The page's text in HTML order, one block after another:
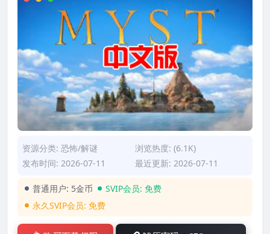
资源分类: 恐怖/解谜
浏览热度: (6.1K)
发布时间: 2026-07-11
最近更新: 2026-07-11
普通用户: 5金币 SVIP会员: 免费
永久SVIP会员: 免费